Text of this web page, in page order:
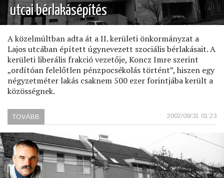
utcai bérlakásépítés
A közelmúltban adta át a II. kerületi önkormányzat a
Lajos utcában épített úgynevezett szociális bérlakásait. A
kerületi liberális frakció vezetője, Koncz Imre szerint
„ordítóan felelőtlen pénzpocsékolás történt”, hiszen egy
négyzetméter lakás csaknem 500 ezer forintjába került a
közösségnek.
2002/08/31 01:23
TOVÁBB
PÉNZPOCSÉKOLÁS
VOLT
A
LAJOS
UTCAI
BÉRLAKÁSÉPÍTÉS)